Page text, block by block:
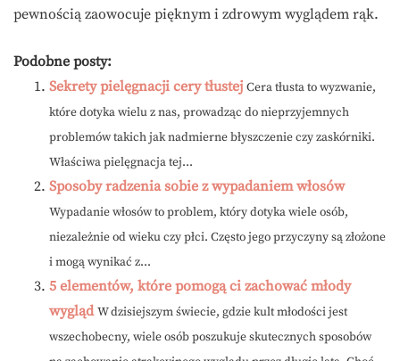
pewnością zaowocuje pięknym i zdrowym wyglądem rąk.
Podobne posty:
Sekrety pielęgnacji cery tłustej Cera tłusta to wyzwanie,
które dotyka wielu z nas, prowadząc do nieprzyjemnych
problemów takich jak nadmierne błyszczenie czy zaskórniki.
Właściwa pielęgnacja tej...
Sposoby radzenia sobie z wypadaniem włosów
Wypadanie włosów to problem, który dotyka wiele osób,
niezależnie od wieku czy płci. Często jego przyczyny są złożone
i mogą wynikać z...
5 elementów, które pomogą ci zachować młody
wygląd W dzisiejszym świecie, gdzie kult młodości jest
wszechobecny, wiele osób poszukuje skutecznych sposobów